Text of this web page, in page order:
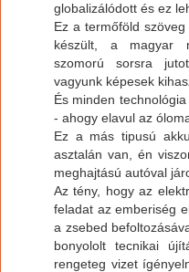
globalizálódott és ez
Ez a termőföld
készült, a magyar
szomorú sorsra
vagyunk képesek
És minden
- ahogy elavul az
Ez a más tipusú
asztalán van, én
meghajtású autóval
Az tény, hogy az
feladat az emberiség
a zsebed
bonyololt tecnikai
rengeteg vizet